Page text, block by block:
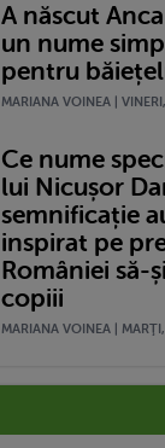
A născut
un nume
pentru
MARIANA VOINEA |
Ce nume
lui Nicușor
semnificație
inspirat pe
României să-
copiii
MARIANA VOINEA |